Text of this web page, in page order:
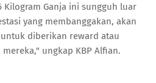
Kilogram Ganja ini sungguh luar
yang membanggakan, akan
diberikan reward atau
ungkap KBP Alfian.